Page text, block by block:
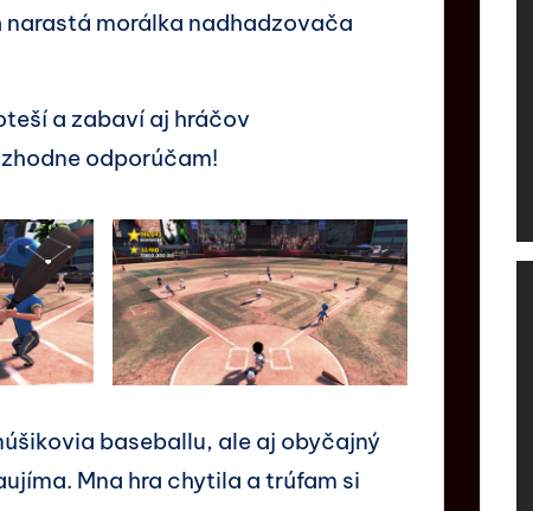
morálka nadhadzovača
a zabaví aj hráčov
odporúčam!
baseballu, ale aj obyčajný
Mna hra chytila a trúfam si